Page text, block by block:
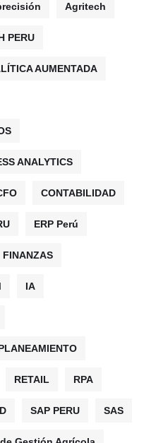
Agritech
PERU
AUMENTADA
ANALYTICS
CONTABILIDAD
ERP Perú
FINANZAS
IA
RETAIL RPA
SAP PERU SAS